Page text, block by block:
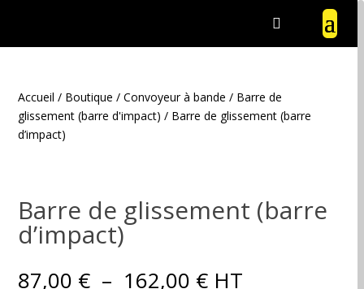
Accueil / Boutique / Convoyeur à bande / Barre de
glissement (barre d'impact) / Barre de glissement (barre
d’impact)
Barre de glissement (barre
d’impact)
87,00 € – 162,00 €Plage
HT